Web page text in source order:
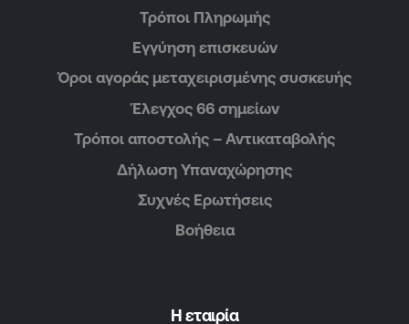
Τρόποι Πληρωμής
Εγγύηση επισκευών
Όροι αγοράς μεταχειρισμένης συσκευής
Έλεγχος 66 σημείων
Τρόποι αποστολής – Αντικαταβολής
Δήλωση Υπαναχώρησης
Συχνές Ερωτήσεις
Βοήθεια
Η εταιρία